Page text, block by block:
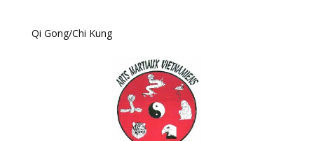
Qi Gong/Chi Kung